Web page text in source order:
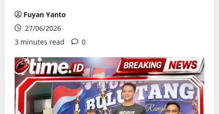
Fuyan Yanto
27/06/2026
3 minutes read
0